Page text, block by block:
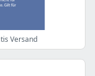
Versand